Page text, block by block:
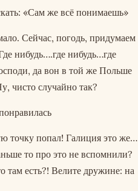
«Сам же всё понимаешь»
Сейчас, погодь, придумаем
нибудь….где нибудь…где
да вон в той же Польше
чисто случайно так?
точку попал! Галиция это же…
то про это не вспомнили?
есть?! Велите дружине: на